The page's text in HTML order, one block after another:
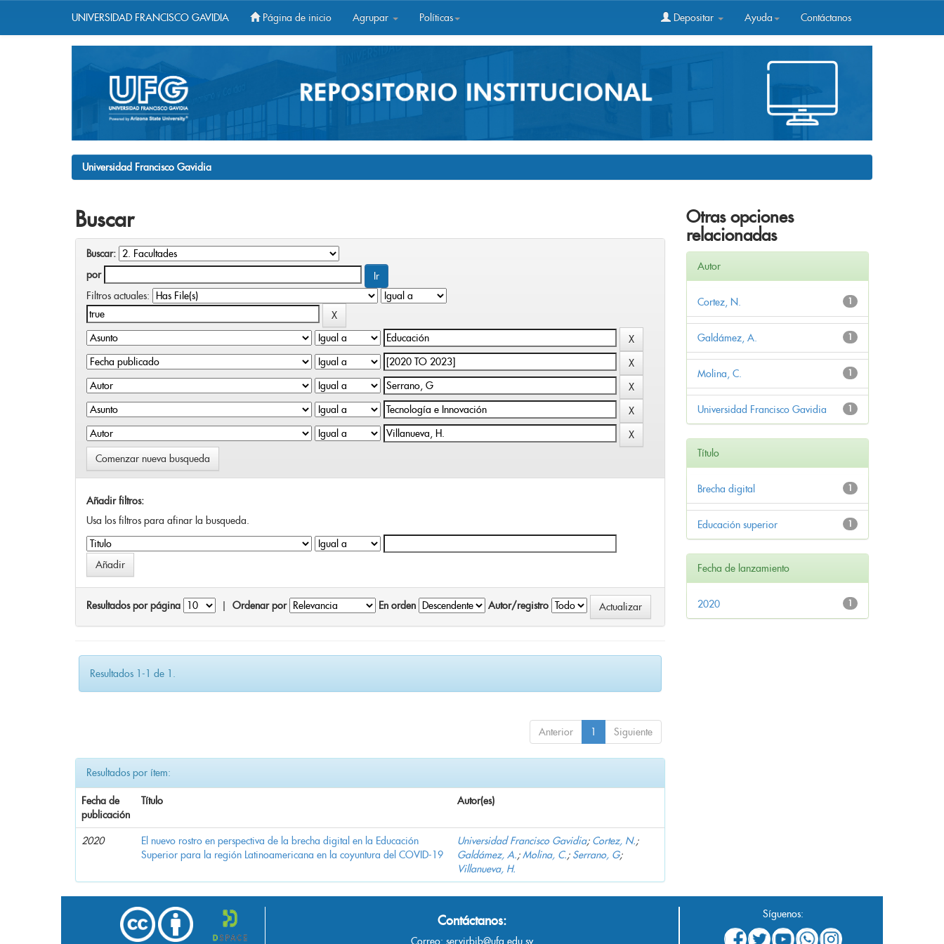
UNIVERSIDAD FRANCISCO GAVIDIA Página de inicio Agrupar Políticas Depositar Ayuda Contáctanos
Universidad Francisco Gavidia
Buscar
Buscar:
por
Filtros actuales:
Comenzar nueva busqueda
Añadir filtros:
Usa los filtros para afinar la busqueda.
Resultados por página Ordenar por En orden Autor/registro
Resultados 1-1 de 1.
Anterior 1 Siguiente
Resultados por ítem:
Fecha de
publicación
Título Autor(es)
2020
El nuevo rostro en perspectiva de la brecha digital en la Educación
Superior para la región Latinoamericana en la coyuntura del COVID-19
Universidad Francisco Gavidia; Cortez, N.;
Galdámez, A.;Molina, C.; Serrano, G;
Villanueva, H.
Otras opciones
relacionadas
Autor
1
Cortez, N.
1
Galdámez, A.
1
Molina, C.
1
Universidad Francisco Gavidia
Título
1
Brecha digital
1
Educación superior
Fecha de lanzamiento
1
2020
Contáctanos:
Correo: servirbib@ufg.edu.sv
Síguenos: